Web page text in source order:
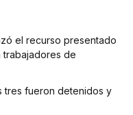
el recurso presentado
de
tres fueron detenidos y